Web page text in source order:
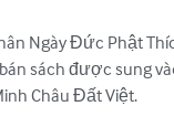
Ngày Đức Phật
sách được sung
Châu Đất Việt.